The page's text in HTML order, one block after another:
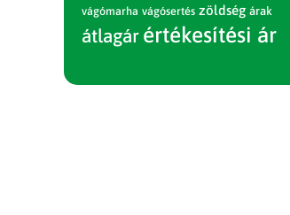
vágómarha vágósertés zöldség árak
átlagár értékesítési ár